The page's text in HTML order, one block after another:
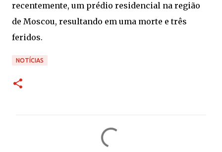
recentemente, um prédio residencial na região
de Moscou, resultando em uma morte e três
feridos.
NOTÍCIAS